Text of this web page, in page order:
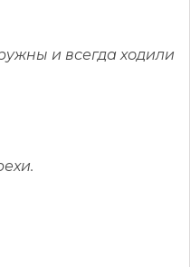
и всегда ходили